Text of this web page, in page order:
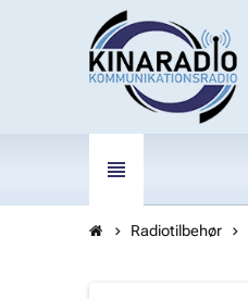
view_headline
chevron_right Radiotilbehør chevron_right